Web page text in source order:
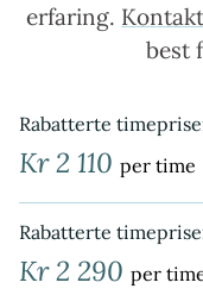
erfaring.
best
Rabatterte
Kr 2 110 per time
Rabatterte
Kr 2 290 per